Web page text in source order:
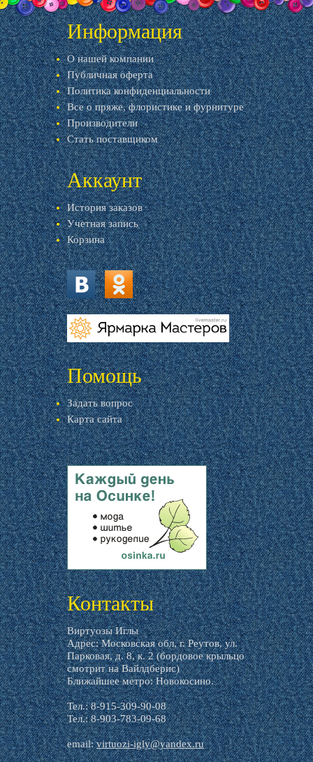
Информация
О нашей компании
Публичная оферта
Политика конфиденциальности
Все о пряже, флористике и фурнитуре
Производители
Стать поставщиком
Аккаунт
История заказов
Учетная запись
Корзина
vk.com ok.ru
livemaster.ru
Помощь
Задать вопрос
Карта сайта
livemaster.ru
Контакты
Виртуозы Иглы
Адрес: Московская обл, г. Реутов, ул.
Парковая, д. 8, к. 2 (бордовое крыльцо
смотрит на Вайлдберис)
Ближайшее метро: Новокосино.
Тел.: 8-915-309-90-08
Тел.: 8-903-783-09-68
email:virtuozi-igly@yandex.ru